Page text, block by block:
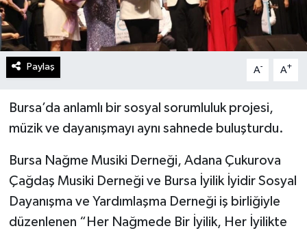
Paylaş A- A+
Bursa’da anlamlı bir sosyal sorumluluk projesi,
müzik ve dayanışmayı aynı sahnede buluşturdu.
Bursa Nağme Musiki Derneği, Adana Çukurova
Çağdaş Musiki Derneği ve Bursa İyilik İyidir Sosyal
Dayanışma ve Yardımlaşma Derneği iş birliğiyle
düzenlenen “Her Nağmede Bir İyilik, Her İyilikte